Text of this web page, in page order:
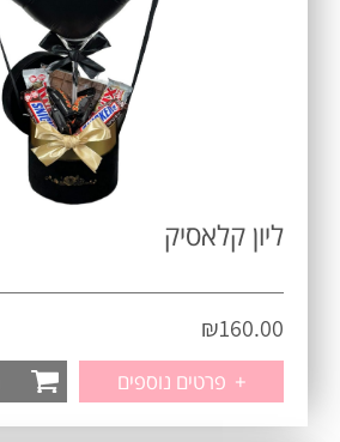
ליון קלאסיק
₪160.00
+ פרטים נוספים